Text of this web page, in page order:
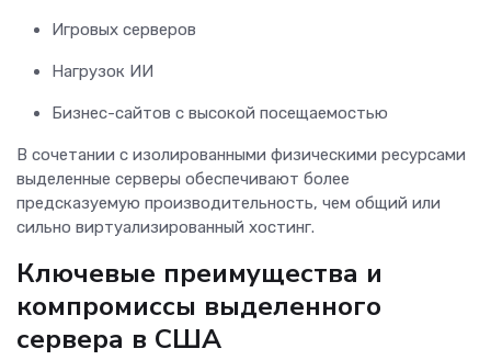
Игровых серверов
Нагрузок ИИ
Бизнес-сайтов с высокой посещаемостью
В сочетании с изолированными физическими ресурсами
выделенные серверы обеспечивают более
предсказуемую производительность, чем общий или
сильно виртуализированный хостинг.
Ключевые преимущества и
компромиссы выделенного
сервера в США